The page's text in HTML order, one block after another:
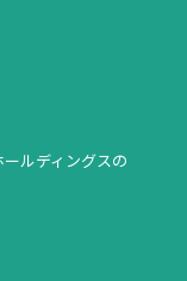
ルディングスの